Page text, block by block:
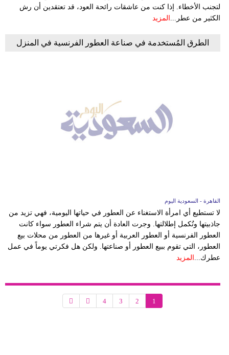
لتجنب الأخطاء. إذا كنت من عاشقات رائحة العود، قد تعتقدين أن رش
الكثير من عطر...
المزيد
الطرق المُستخدمة في صناعة العطور الفرنسية في المنزل
القاهرة - السعودية اليوم
لا تستطيع أي امرأة الاستغناء عن العطور في حياتها اليومية، فهي تزيد من
جاذبيتها وتُكمل إطلالتها. وجرت العادة أن يتم شراء العطور سواء كانت
العطور الفرنسية أو العطور العربية أو غيرها من العطور من محلات بيع
العطور، التي تقوم ببيع العطور أو صناعتها. ولكن هل فكرتي يوماً في عمل
عطرك...
المزيد
1
2
3
4